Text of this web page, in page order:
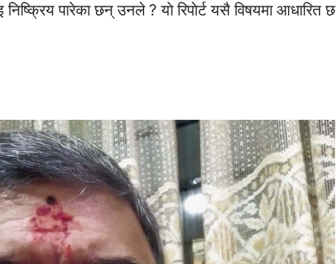
पारेका छन् उनले ? याे रिपाेर्ट यसै विषयमा आधारित छ